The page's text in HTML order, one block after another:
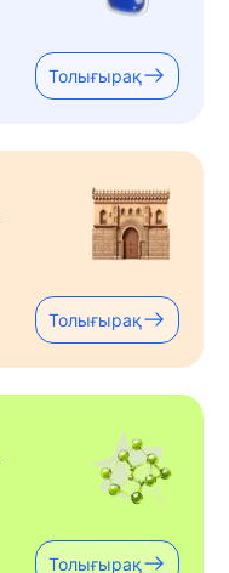
Толығырақ
Толығырақ
Толығырақ